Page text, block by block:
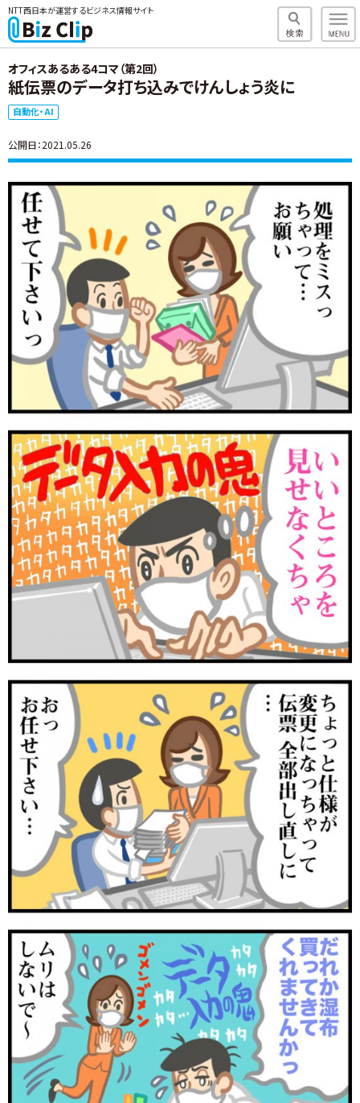
NTT西日本が運営するビジネス情報サイト
オフィスあるある4コマ（第2回）
紙伝票のデータ打ち込みでけんしょう炎に
自動化・AI
公開日：2021.05.26